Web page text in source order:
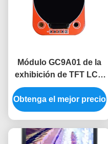
Módulo GC9A01 de la
exhibición de TFT LCD
del módulo de la
exhibición de SPI de
1,28 pulgadas alrededor
240x240
Obtenga el mejor precio